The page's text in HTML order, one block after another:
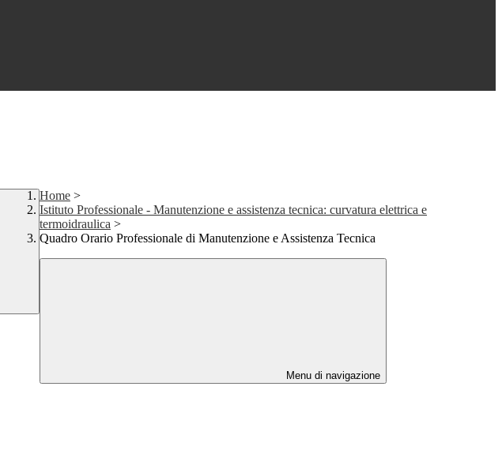
Home >
Istituto Professionale - Manutenzione e assistenza tecnica: curvatura elettrica e
termoidraulica >
Quadro Orario Professionale di Manutenzione e Assistenza Tecnica
Menu di navigazione